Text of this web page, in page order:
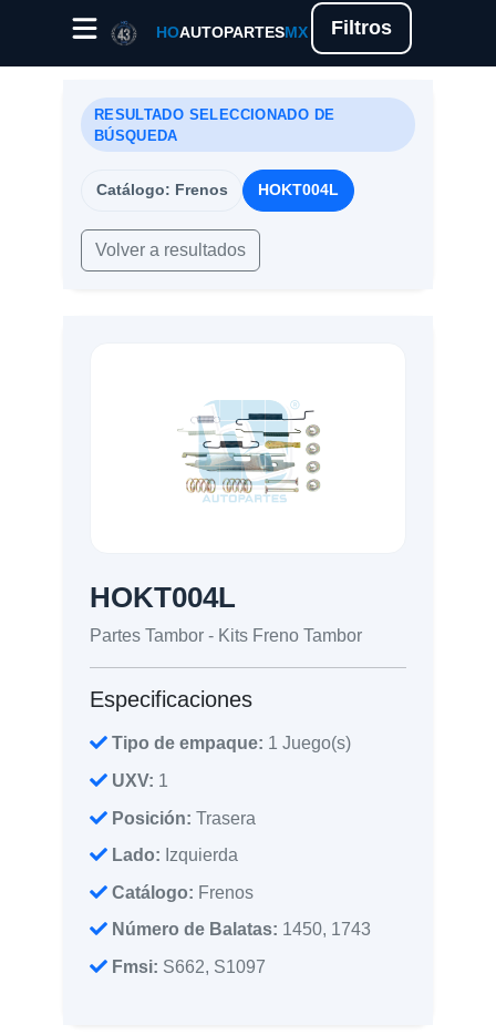
HOAUTOPARTESMX Filtros
RESULTADO SELECCIONADO DE
BÚSQUEDA
Catálogo: Frenos HOKT004L
Volver a resultados
HOKT004L
Partes Tambor - Kits Freno Tambor
Especificaciones
Tipo de empaque: 1 Juego(s)
UXV: 1
Posición: Trasera
Lado: Izquierda
Catálogo: Frenos
Número de Balatas: 1450, 1743
Fmsi: S662, S1097